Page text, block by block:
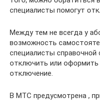
специалисты помогут
Между тем не всегда у
возможность
специалисты
отключить или оформить
отключение.
В МТС предусмотрена ,